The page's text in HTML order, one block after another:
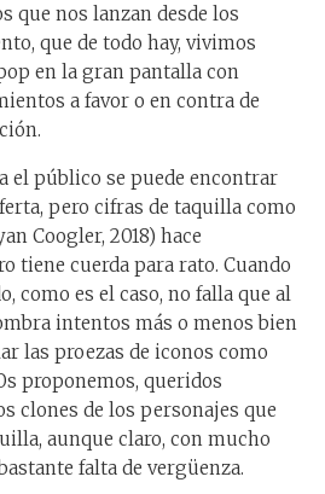
que nos lanzan desde los
que de todo hay, vivimos
en la gran pantalla con
a favor o en contra de
el público se puede encontrar
pero cifras de taquilla como
Coogler, 2018) hace
tiene cuerda para rato. Cuando
como es el caso, no falla que al
intentos más o menos bien
las proezas de iconos como
proponemos, queridos
clones de los personajes que
aunque claro, con mucho
falta de vergüenza.